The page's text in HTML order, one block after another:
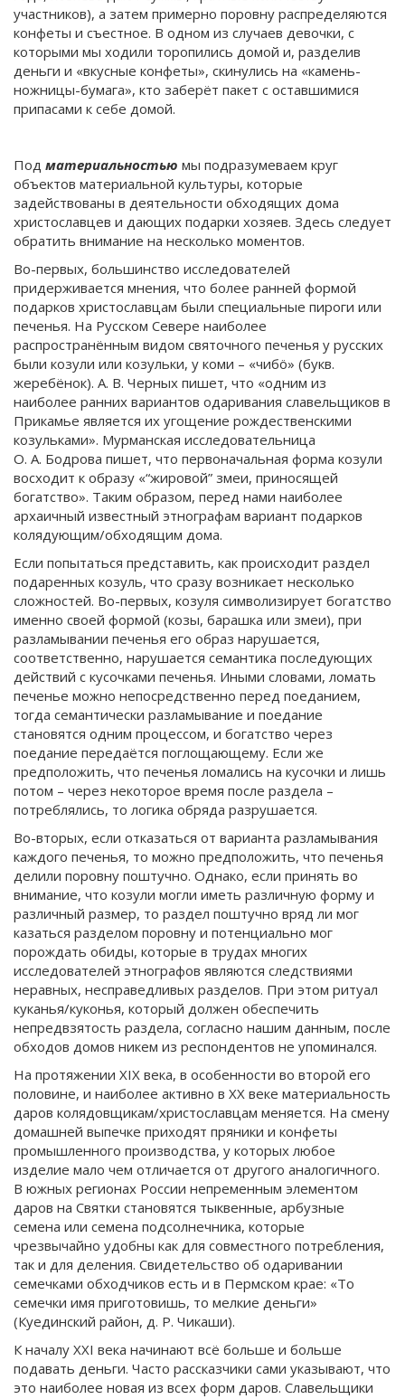
участников), а затем примерно поровну распределяются
конфеты и съестное. В одном из случаев девочки, с
которыми мы ходили торопились домой и, разделив
деньги и «вкусные конфеты», скинулись на «камень-
ножницы-бумага», кто заберёт пакет с оставшимися
припасами к себе домой.
Под материальностью мы подразумеваем круг
объектов материальной культуры, которые
задействованы в деятельности обходящих дома
христославцев и дающих подарки хозяев. Здесь следует
обратить внимание на несколько моментов.
Во-первых, большинство исследователей
придерживается мнения, что более ранней формой
подарков христославцам были специальные пироги или
печенья. На Русском Севере наиболее
распространённым видом святочного печенья у русских
были козули или козульки, у коми – «чибö» (букв.
жеребёнок). А. В. Черных пишет, что «одним из
наиболее ранних вариантов одаривания славельщиков в
Прикамье является их угощение рождественскими
козульками». Мурманская исследовательница
О. А. Бодрова пишет, что первоначальная форма козули
восходит к образу «“жировой” змеи, приносящей
богатство». Таким образом, перед нами наиболее
архаичный известный этнографам вариант подарков
колядующим/обходящим дома.
Если попытаться представить, как происходит раздел
подаренных козуль, что сразу возникает несколько
сложностей. Во-первых, козуля символизирует богатство
именно своей формой (козы, барашка или змеи), при
разламывании печенья его образ нарушается,
соответственно, нарушается семантика последующих
действий с кусочками печенья. Иными словами, ломать
печенье можно непосредственно перед поеданием,
тогда семантически разламывание и поедание
становятся одним процессом, и богатство через
поедание передаётся поглощающему. Если же
предположить, что печенья ломались на кусочки и лишь
потом – через некоторое время после раздела –
потреблялись, то логика обряда разрушается.
Во-вторых, если отказаться от варианта разламывания
каждого печенья, то можно предположить, что печенья
делили поровну поштучно. Однако, если принять во
внимание, что козули могли иметь различную форму и
различный размер, то раздел поштучно вряд ли мог
казаться разделом поровну и потенциально мог
порождать обиды, которые в трудах многих
исследователей этнографов являются следствиями
неравных, несправедливых разделов. При этом ритуал
куканья/куконья, который должен обеспечить
непредвзятость раздела, согласно нашим данным, после
обходов домов никем из респондентов не упоминался.
На протяжении XIX века, в особенности во второй его
половине, и наиболее активно в XX веке материальность
даров колядовщикам/христославцам меняется. На смену
домашней выпечке приходят пряники и конфеты
промышленного производства, у которых любое
изделие мало чем отличается от другого аналогичного.
В южных регионах России непременным элементом
даров на Святки становятся тыквенные, арбузные
семена или семена подсолнечника, которые
чрезвычайно удобны как для совместного потребления,
так и для деления. Свидетельство об одаривании
семечками обходчиков есть и в Пермском крае: «То
семечки имя приготовишь, то мелкие деньги»
(Куединский район, д. Р. Чикаши).
К началу XXI века начинают всё больше и больше
подавать деньги. Часто рассказчики сами указывают, что
это наиболее новая из всех форм даров. Славельщики